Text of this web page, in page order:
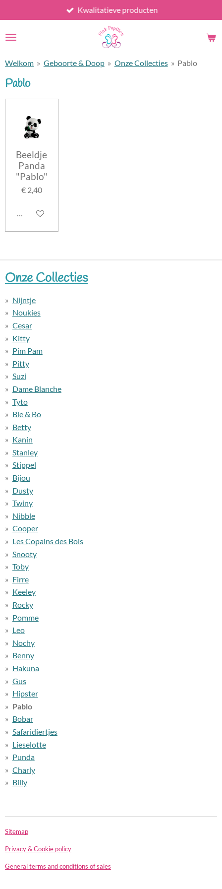
direct
naar
Kwalitatieve producten
Welkom » Geboorte & Doop » Onze Collecties » Pablo
Pablo
Beeldje
Panda
"Pablo"
€ 2,40
In winkelwagen
Onze Collecties
Nijntje
Noukies
Cesar
Kitty
Pim Pam
Pitty
Suzi
Dame Blanche
Tyto
Bie & Bo
Betty
Kanin
Stanley
Stippel
Bijou
Dusty
Twiny
Nibble
Cooper
Les Copains des Bois
Snooty
Toby
Firre
Keeley
Rocky
Pomme
Leo
Nochy
Benny
Hakuna
Gus
Hipster
Pablo
Bobar
Safaridiertjes
Lieselotte
Punda
Charly
Billy
Sitemap
Privacy & Cookie policy
General terms and conditions of sales